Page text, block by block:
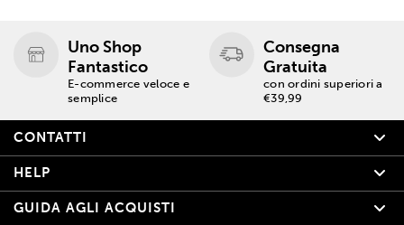
Uno Shop
Fantastico
E-commerce veloce e
semplice
Consegna
Gratuita
con ordini superiori a
€39,99
CONTATTI
HELP
GUIDA AGLI ACQUISTI